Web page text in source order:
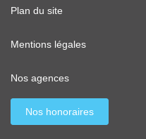
Plan du site
Mentions légales
Nos agences
Nos honoraires